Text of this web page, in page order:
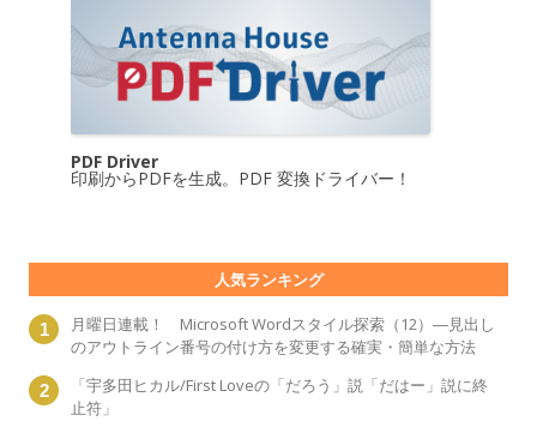
PDF Driver
印刷からPDFを生成。PDF 変換ドライバー！
人気ランキング
月曜日連載！ Microsoft Wordスタイル探索（12）―見出し
のアウトライン番号の付け方を変更する確実・簡単な方法
「宇多田ヒカル/First Loveの「だろう」説「だはー」説に終
止符」